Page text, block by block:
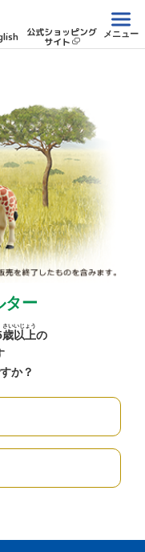
公式ショッピング
サイト
メニュー
ター
歳
さい
以上
いじょう
の
か？